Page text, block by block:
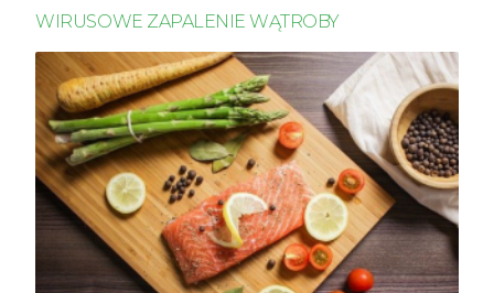
WIRUSOWE ZAPALENIE WĄTROBY